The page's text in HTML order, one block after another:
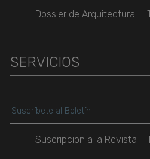
Dossier de Arquitectura
SERVICIOS
Suscripcion a la Revista